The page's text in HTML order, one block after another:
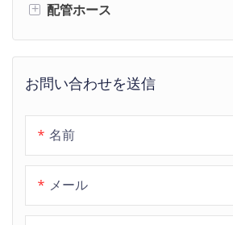
CR
マットソフトタッチ水ギセルシリ
ホース
カーボン製シーシャ用シリコンホ
光沢のあるシーシャ用シリコンホ
ース
+
配管ホース
配管ホース
配管用PEXパイプとフレキシブル
シャワーホース
製氷機ホース
お問い合わせを送信
名前
メール